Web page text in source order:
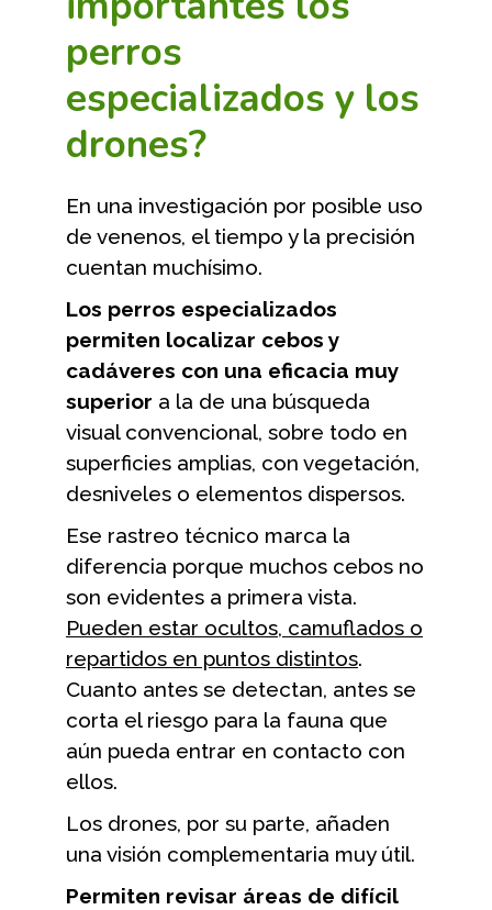
perros
especializados y los
drones?
En una investigación por posible uso
de venenos, el tiempo y la precisión
cuentan muchísimo.
Los perros especializados
permiten localizar cebos y
cadáveres con una eficacia muy
superior a la de una búsqueda
visual convencional, sobre todo en
superficies amplias, con vegetación,
desniveles o elementos dispersos.
Ese rastreo técnico marca la
diferencia porque muchos cebos no
son evidentes a primera vista.
Pueden estar ocultos, camuflados o
repartidos en puntos distintos.
Cuanto antes se detectan, antes se
corta el riesgo para la fauna que
aún pueda entrar en contacto con
ellos.
Los drones, por su parte, añaden
una visión complementaria muy útil.
Permiten revisar áreas de difícil